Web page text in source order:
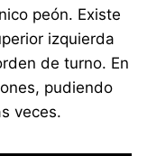
peón. Existe
izquierda
de turno. En
pudiendo
veces.